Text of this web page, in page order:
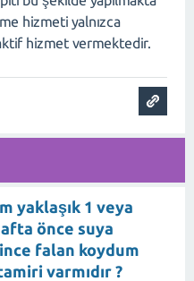
hizmeti yalnızca
hizmet vermektedir.
yaklaşık 1 veya
önce suya
falan koydum
varmıdır ?